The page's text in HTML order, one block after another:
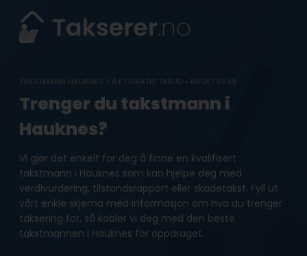
content
TAKSTMANN HAUKNES: FÅ ET GRATIS TILBUD • RASKT SVAR
Trenger du takstmann i
Hauknes?
Vi gjør det enkelt for deg å finne en kvalifisert
takstmann i Hauknes som kan hjelpe deg med
verdivurdering, tilstandsrapport eller skadetakst. Fyll ut
vårt enkle skjema med informasjon om hva du trenger
taksering for, så kobler vi deg med den beste
takstmannen i Hauknes for oppdraget.